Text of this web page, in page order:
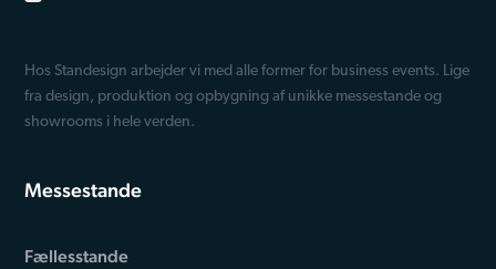
Hos Standesign arbejder vi med alle former for business events. Lige
fra design, produktion og opbygning af unikke messestande og
showrooms i hele verden.
Messestande
Fællesstande